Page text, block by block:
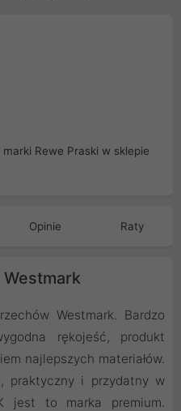
Opinie Raty
Westmark. Bardzo
rękojeść, produkt
najlepszych materiałów.
praktyczny i przydatny w
jest to marka premium.